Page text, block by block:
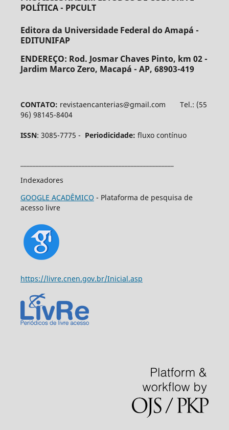
POLÍTICA - PPCULT
Editora da Universidade Federal do Amapá -
EDITUNIFAP
ENDEREÇO: Rod. Josmar Chaves Pinto, km 02 -
Jardim Marco Zero, Macapá - AP, 68903-419
CONTATO: revistaencanterias@gmail.com Tel.: (55
96) 98145-8404
ISSN: 3085-7775 - Periodicidade: fluxo contínuo
Indexadores
GOOGLE ACADÊMICO - Plataforma de pesquisa de
acesso livre
https://livre.cnen.gov.br/Inicial.asp